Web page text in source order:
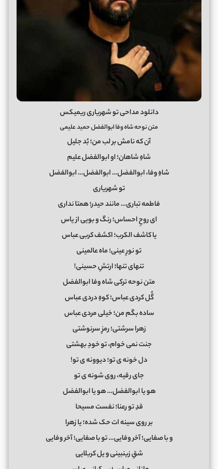
دانلود مداحی تو شهریاری ریمیکس
متن نوحه شاه وفا ابوالفضل حمید علیمی
آن که نامش بر لب من؛ بُد جلیل
شاهِ شاهان؛ او ابوالفضل علیم
شاهِ وفا، ابوالفضل… ابوالفضل… ابوالفضل
تو شهریاری
فاطمه تباری… مانند حیدر؛ همتا نداری
ای روحِ احساس؛ رنگ و بویی از یاس
یا کاشف الکرب؛ اکشف کربی عباس
تو نورِ عینی؛ ماه عالمینی
تنهای تنها؛ ارتشِ حسینی!
متن نوحه ترکی شاه وفا ابوالفضل
گُل کردی عباس؛ کوهِ دردی عباس
ساده بگم من؛ خیلی مردی عباس
زهرا سرشتی؛ رمزِ سرنوشتی
جنت نمی خوام، تو خودِ بهشتی
دل خونه ی تو؛ دیوونه ی تو!
جای رقیه، روی شونه ی تو
هو یا ابوالفضل… هو یا ابوالفضل
قدِ تو رعنا؛ نفست مسیحا
بر روی سینه ات حک شده؛ یا زهرا
و با صفایی؛ آخر وفایی… تو با صفایی؛ آخر وفایی
شقِ زینبینی و یل کربلایی